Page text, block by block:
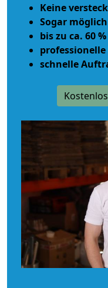
Keine
Sogar
bis zu ca. 60
schnelle